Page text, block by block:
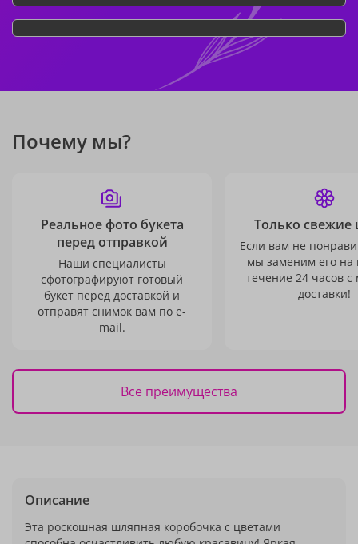
Почему мы?
Реальное фото букета
перед отправкой
Наши специалисты
сфотографируют готовый
букет перед доставкой и
отправят снимок вам по e-
mail.
Только свежие
Если вам не
мы заменим его на
течение 24 часов с
доставки!
Все преимущества
Описание
Эта роскошная шляпная коробочка с цветами